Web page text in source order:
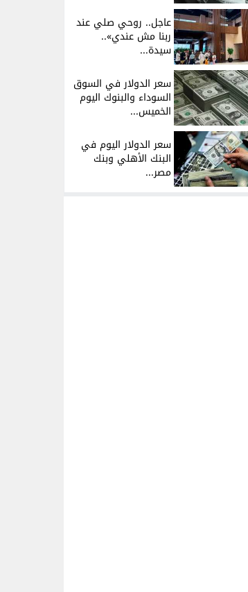
عاجل.. روحي صلي عند
ربنا مش عندي»..
سيدة...
سعر الدولار في السوق
السوداء والبنوك اليوم
الخميس...
سعر الدولار اليوم في
البنك الأهلي وبنك
مصر...